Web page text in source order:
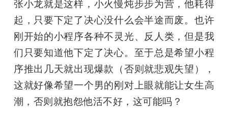
张小龙就是这样，小火慢炖步步为营，他耗得
起，只要下定了决心没什么会半途而废。也许
刚开始的小程序各种不灵光、反人类，但是我
们只要知道他下定了决心。至于总是希望小程
序推出几天就出现爆款（否则就悲观失望），
这就好像希望一个男的刚对上眼就能让女生高
潮，否则就抱怨他活不好，这可能吗？